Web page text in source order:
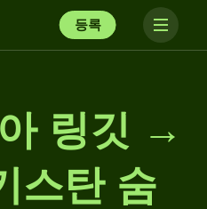
등록
링깃 →
스탄 숨